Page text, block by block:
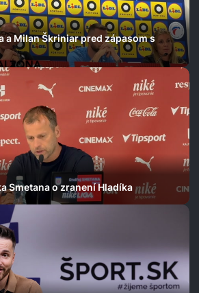
a Milan Škriniar pred zápasom s
Smetana o zranení Hladíka